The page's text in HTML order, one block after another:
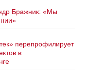
Бражник: «Мы
перепрофилирует
в